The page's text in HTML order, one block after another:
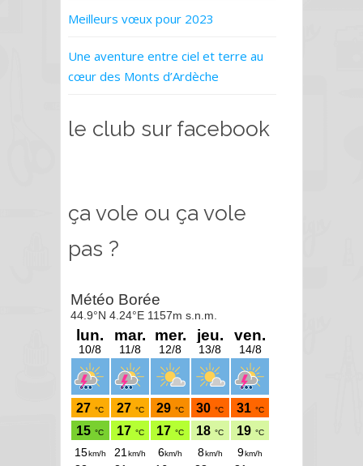
Meilleurs vœux pour 2023
Une aventure entre ciel et terre au
cœur des Monts d’Ardèche
le club sur facebook
ça vole ou ça vole
pas ?